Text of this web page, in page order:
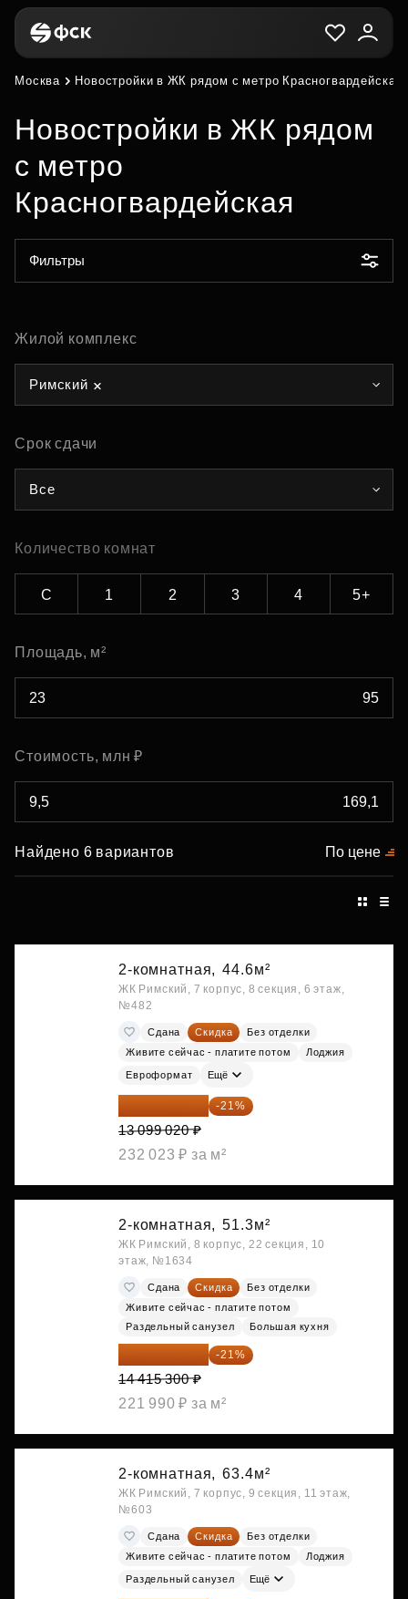
Москва Новостройки в ЖК рядом с метро Красногвардейская
Новостройки в ЖК рядом
с метро
Красногвардейская
Фильтры
Жилой комплекс
Римский
Срок сдачи
Все
Количество комнат
С 1 2 3 4 5+
Площадь, м²
Стоимость, млн ₽
Найдено 6 вариантов По цене
2-комнатная, 44.6м²
ЖК Римский, 7 корпус, 8 секция, 6 этаж,
№482
Сдана Скидка
Без отделки
Живите сейчас - платите потом
Лоджия
Евроформат Ещё
10 348 226 ₽ -21%
13 099 020 ₽
232 023 ₽ за м²
2-комнатная, 51.3м²
ЖК Римский, 8 корпус, 22 секция, 10
этаж, №1634
Сдана Скидка
Без отделки
Живите сейчас - платите потом
Раздельный санузел
Большая кухня
11 388 087 ₽ -21%
14 415 300 ₽
221 990 ₽ за м²
2-комнатная, 63.4м²
ЖК Римский, 7 корпус, 9 секция, 11 этаж,
№603
Сдана Скидка
Без отделки
Живите сейчас - платите потом
Лоджия
Раздельный санузел Ещё